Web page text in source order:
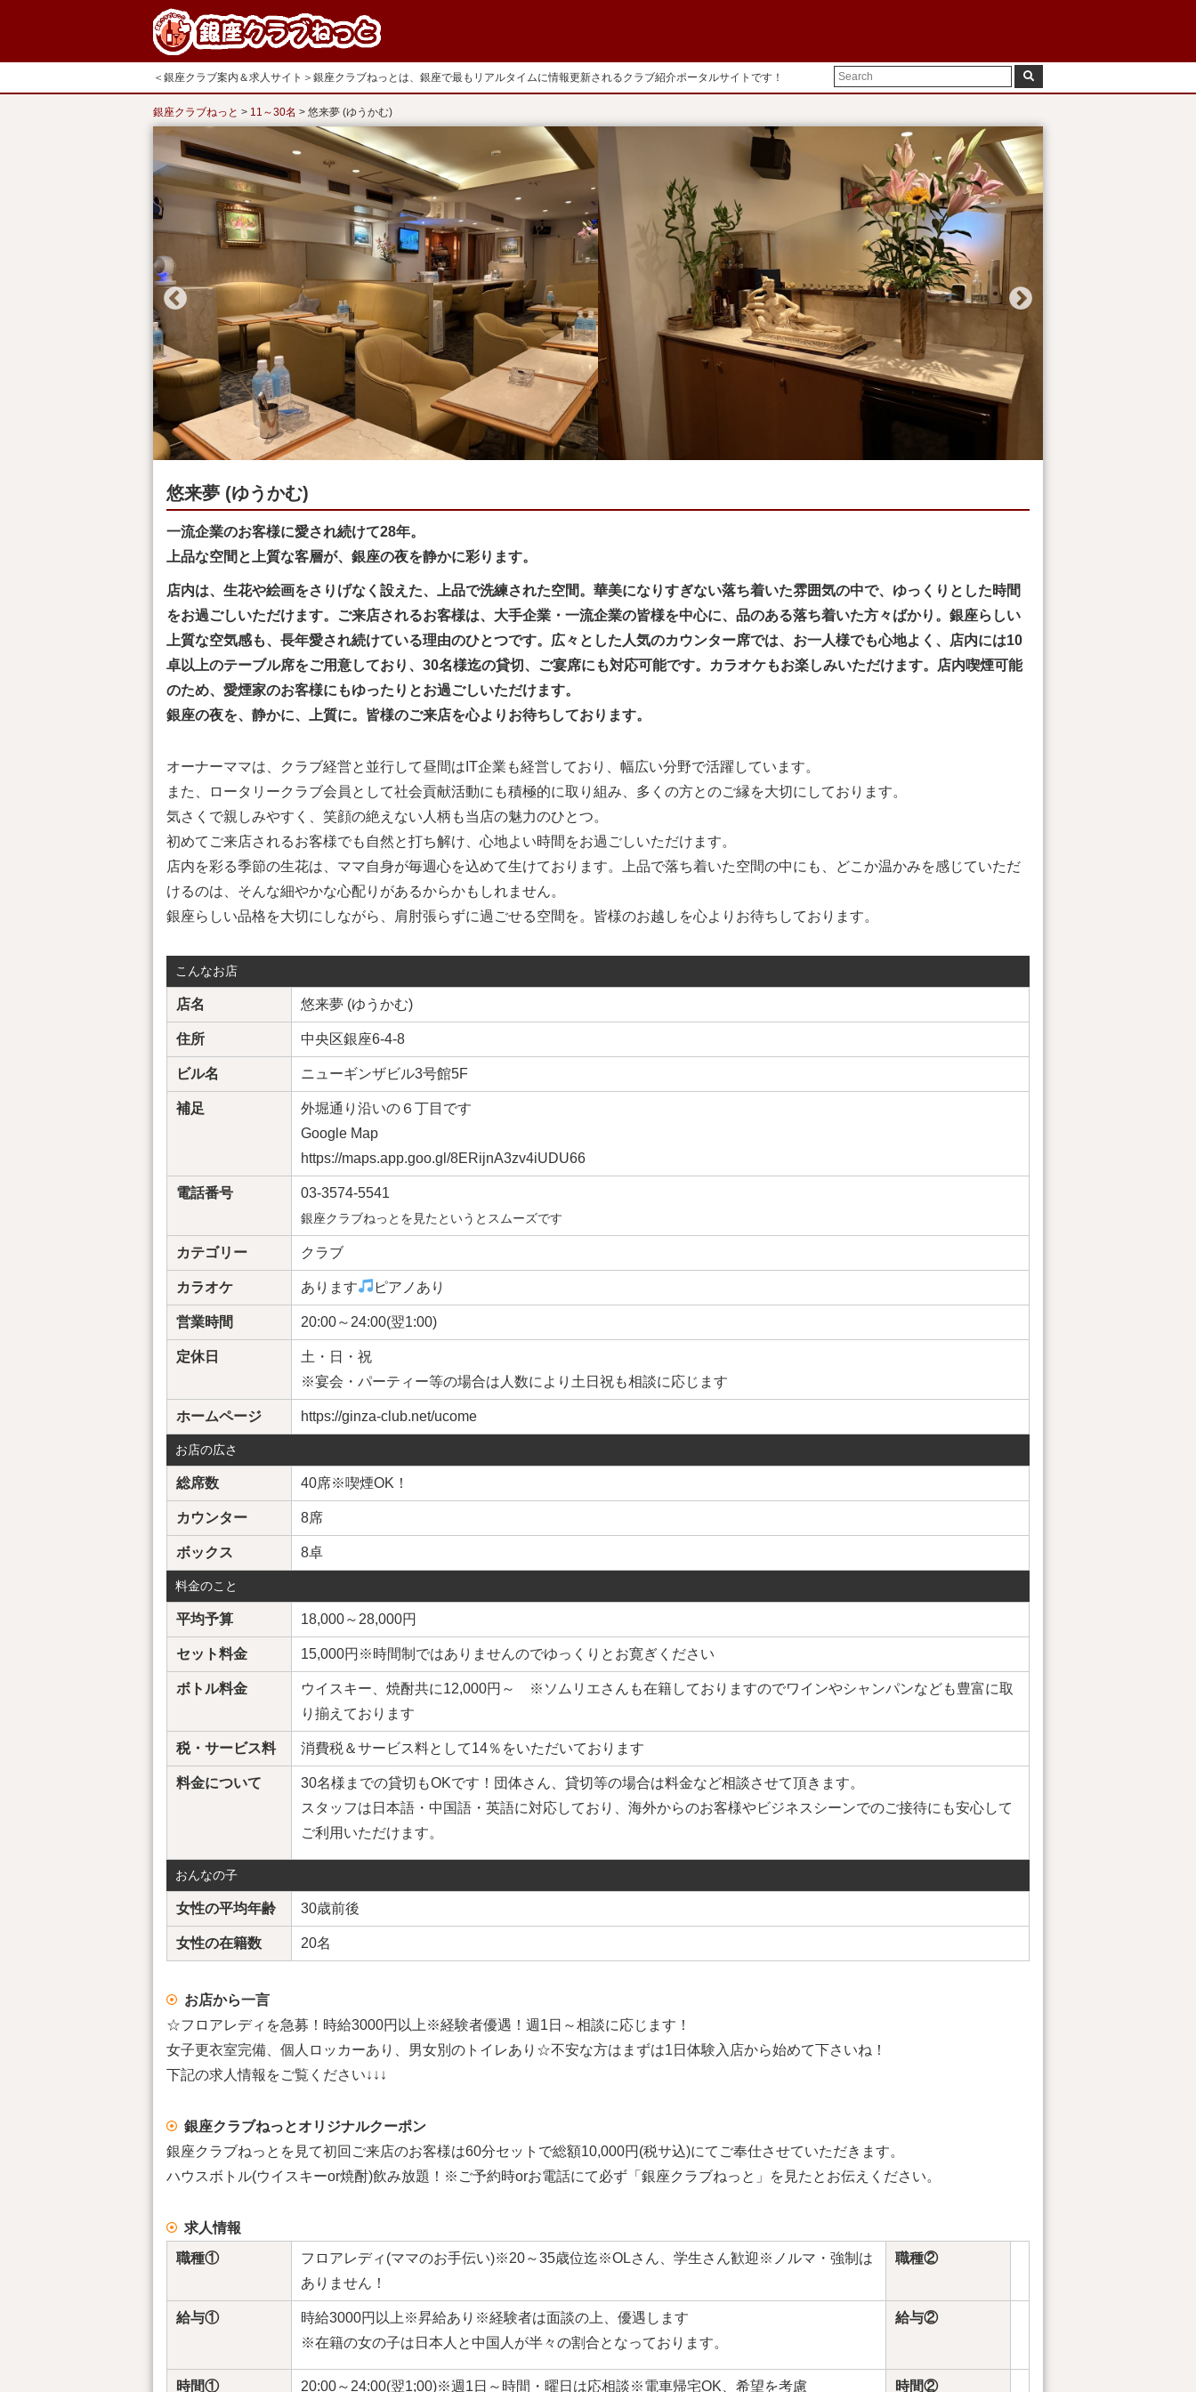
＜銀座クラブ案内＆求人サイト＞銀座クラブねっとは、銀座で最もリアルタイムに情報更新されるクラブ紹介ポータルサイトです！
銀座クラブねっと > 11～30名 > 悠来夢 (ゆうかむ)
悠来夢 (ゆうかむ)
一流企業のお客様に愛され続けて28年。
上品な空間と上質な客層が、銀座の夜を静かに彩ります。
店内は、生花や絵画をさりげなく設えた、上品で洗練された空間。華美になりすぎない落ち着いた雰囲気の中で、ゆっくりとした時間
をお過ごしいただけます。ご来店されるお客様は、大手企業・一流企業の皆様を中心に、品のある落ち着いた方々ばかり。銀座らしい
上質な空気感も、長年愛され続けている理由のひとつです。広々とした人気のカウンター席では、お一人様でも心地よく、店内には10
卓以上のテーブル席をご用意しており、30名様迄の貸切、ご宴席にも対応可能です。カラオケもお楽しみいただけます。店内喫煙可能
のため、愛煙家のお客様にもゆったりとお過ごしいただけます。
銀座の夜を、静かに、上質に。皆様のご来店を心よりお待ちしております。
オーナーママは、クラブ経営と並行して昼間はIT企業も経営しており、幅広い分野で活躍しています。
また、ロータリークラブ会員として社会貢献活動にも積極的に取り組み、多くの方とのご縁を大切にしております。
気さくで親しみやすく、笑顔の絶えない人柄も当店の魅力のひとつ。
初めてご来店されるお客様でも自然と打ち解け、心地よい時間をお過ごしいただけます。
店内を彩る季節の生花は、ママ自身が毎週心を込めて生けております。上品で落ち着いた空間の中にも、どこか温かみを感じていただ
けるのは、そんな細やかな心配りがあるからかもしれません。
銀座らしい品格を大切にしながら、肩肘張らずに過ごせる空間を。皆様のお越しを心よりお待ちしております。
こんなお店
店名 悠来夢 (ゆうかむ)
住所 中央区銀座6-4-8
ビル名 ニューギンザビル3号館5F
補足
外堀通り沿いの６丁目です
Google Map
https://maps.app.goo.gl/8ERijnA3zv4iUDU66
電話番号 03-3574-5541
銀座クラブねっとを見たというとスムーズです
カテゴリー クラブ
カラオケ あります ピアノあり
営業時間 20:00～24:00(翌1:00)
定休日
土・日・祝
※宴会・パーティー等の場合は人数により土日祝も相談に応じます
ホームページ https://ginza-club.net/ucome
お店の広さ
総席数 40席※喫煙OK！
カウンター 8席
ボックス 8卓
料金のこと
平均予算 18,000～28,000円
セット料金 15,000円※時間制ではありませんのでゆっくりとお寛ぎください
ボトル料金
ウイスキー、焼酎共に12,000円～ ※ソムリエさんも在籍しておりますのでワインやシャンパンなども豊富に取
り揃えております
税・サービス料 消費税＆サービス料として14％をいただいております
料金について
30名様までの貸切もOKです！団体さん、貸切等の場合は料金など相談させて頂きます。
スタッフは日本語・中国語・英語に対応しており、海外からのお客様やビジネスシーンでのご接待にも安心して
ご利用いただけます。
おんなの子
女性の平均年齢 30歳前後
女性の在籍数 20名
お店から一言
☆フロアレディを急募！時給3000円以上※経験者優遇！週1日～相談に応じます！
女子更衣室完備、個人ロッカーあり、男女別のトイレあり☆不安な方はまずは1日体験入店から始めて下さいね！
下記の求人情報をご覧ください↓↓↓
銀座クラブねっとオリジナルクーポン
銀座クラブねっとを見て初回ご来店のお客様は60分セットで総額10,000円(税サ込)にてご奉仕させていただきます。
ハウスボトル(ウイスキーor焼酎)飲み放題！※ご予約時orお電話にて必ず「銀座クラブねっと」を見たとお伝えください。
求人情報
職種①
フロアレディ(ママのお手伝い)※20～35歳位迄※OLさん、学生さん歓迎※ノルマ・強制は
ありません！
職種②
給与①
時給3000円以上※昇給あり※経験者は面談の上、優遇します
※在籍の女の子は日本人と中国人が半々の割合となっております。
給与②
時間① 20:00～24:00(翌1;00)※週1日～時間・曜日は応相談※電車帰宅OK、希望を考慮 時間②